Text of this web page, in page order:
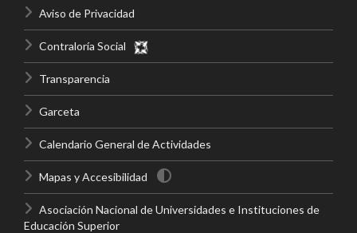
Aviso de Privacidad
Contraloría Social
Transparencia
Garceta
Calendario General de Actividades
Mapas y Accesibilidad
Asociación Nacional de Universidades e Instituciones de
Educación Superior